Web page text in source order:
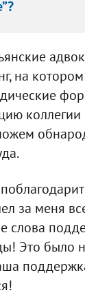
на
коллегии
за меня
слова
Это было